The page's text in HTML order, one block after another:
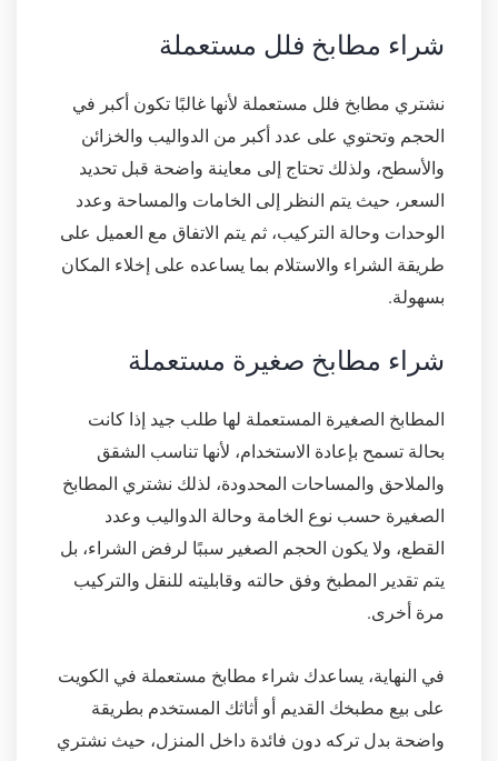
شراء مطابخ فلل مستعملة
نشتري مطابخ فلل مستعملة لأنها غالبًا تكون أكبر في
الحجم وتحتوي على عدد أكبر من الدواليب والخزائن
والأسطح، ولذلك تحتاج إلى معاينة واضحة قبل تحديد
السعر، حيث يتم النظر إلى الخامات والمساحة وعدد
الوحدات وحالة التركيب، ثم يتم الاتفاق مع العميل على
طريقة الشراء والاستلام بما يساعده على إخلاء المكان
بسهولة.
شراء مطابخ صغيرة مستعملة
المطابخ الصغيرة المستعملة لها طلب جيد إذا كانت
بحالة تسمح بإعادة الاستخدام، لأنها تناسب الشقق
والملاحق والمساحات المحدودة، لذلك نشتري المطابخ
الصغيرة حسب نوع الخامة وحالة الدواليب وعدد
القطع، ولا يكون الحجم الصغير سببًا لرفض الشراء، بل
يتم تقدير المطبخ وفق حالته وقابليته للنقل والتركيب
مرة أخرى.
في النهاية، يساعدك شراء مطابخ مستعملة في الكويت
على بيع مطبخك القديم أو أثاثك المستخدم بطريقة
واضحة بدل تركه دون فائدة داخل المنزل، حيث نشتري